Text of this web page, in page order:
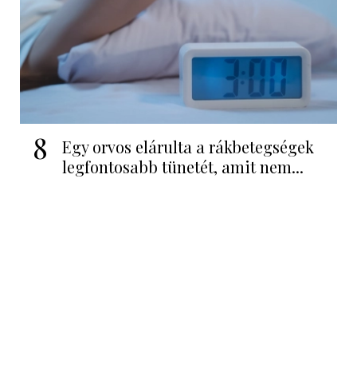
8
Egy orvos elárulta a rákbetegségek
legfontosabb tünetét, amit nem...